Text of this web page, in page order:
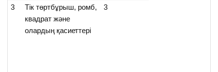
3
Тік төртбұрыш, ромб,
квадрат және
олардың қасиеттері
3